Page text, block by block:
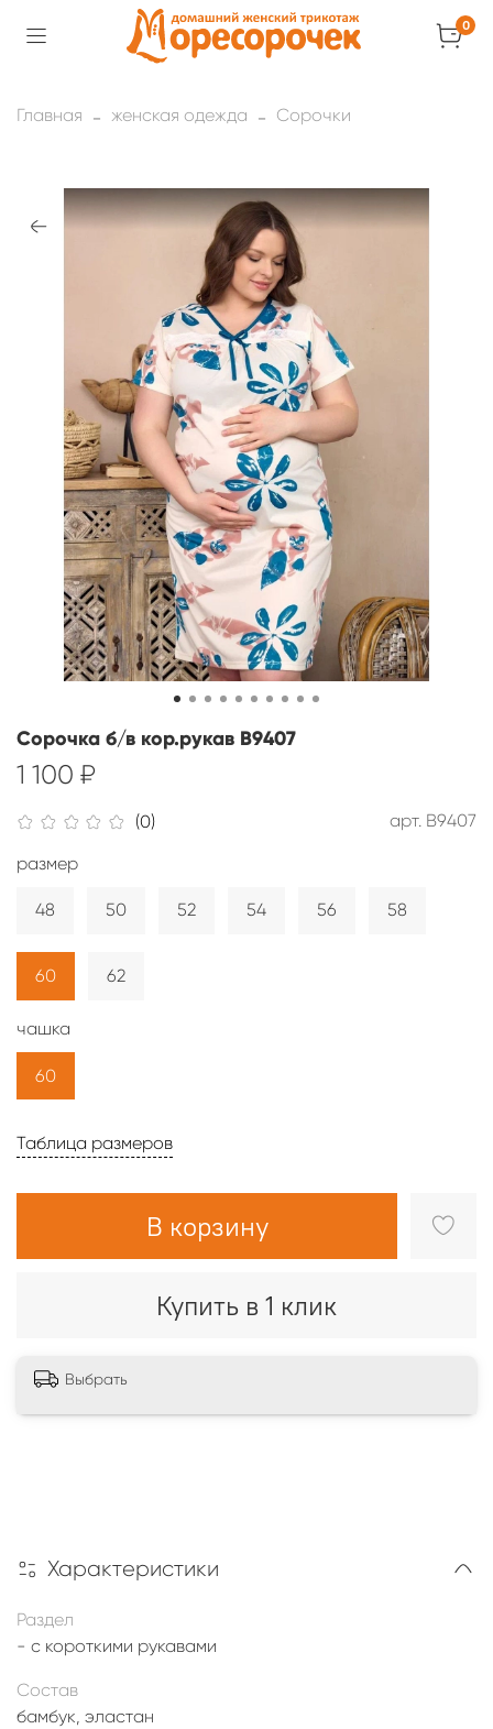
0
Главная женская одежда Сорочки
(0) арт. В9407
Сорочка б/в кор.рукав В9407
1 100 ₽
Таблица размеров
В корзину
Купить в 1 клик
размер
48 50 52 54 56 58
60 62
чашка
60
Выбрать
Характеристики
Раздел
- с короткими рукавами
Состав
бамбук, эластан